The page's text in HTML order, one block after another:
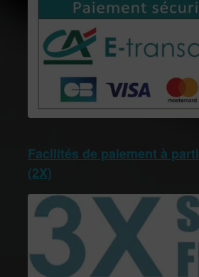
Facilités de paiement à
(2X)